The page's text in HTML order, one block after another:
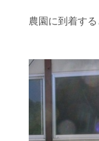
農園に到着す